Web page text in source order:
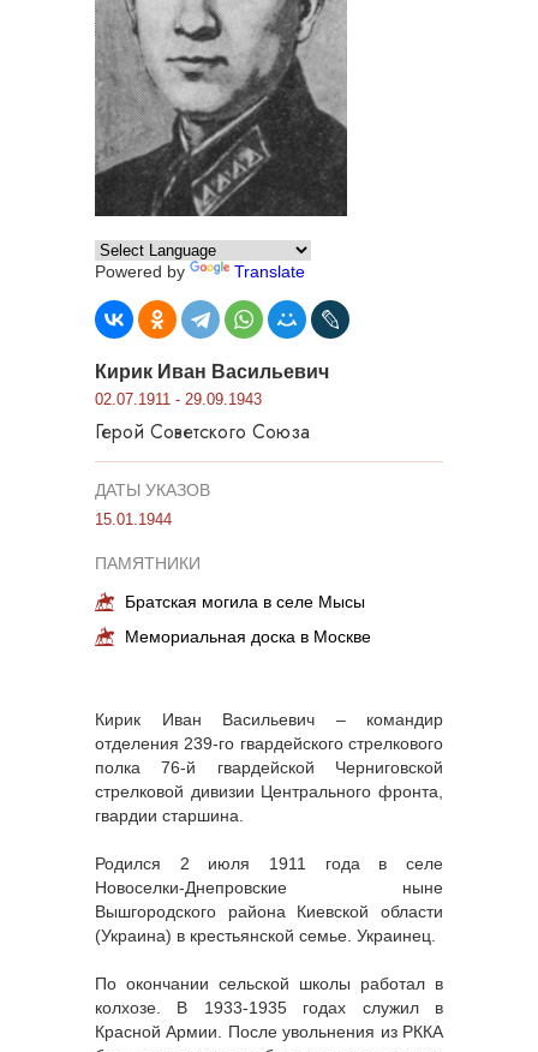
Powered by Translate
Кирик Иван Васильевич
02.07.1911 - 29.09.1943
Герой Советского Союза
ДАТЫ УКАЗОВ
15.01.1944
ПАМЯТНИКИ
Братская могила в селе Мысы
Мемориальная доска в Москве
Кирик Иван Васильевич – командир
отделения 239-го гвардейского стрелкового
полка 76-й гвардейской Черниговской
стрелковой дивизии Центрального фронта,
гвардии старшина.
Родился 2 июля 1911 года в селе
Новоселки-Днепровские ныне
Вышгородского района Киевской области
(Украина) в крестьянской семье. Украинец.
По окончании сельской школы работал в
колхозе. В 1933-1935 годах служил в
Красной Армии. После увольнения из РККА